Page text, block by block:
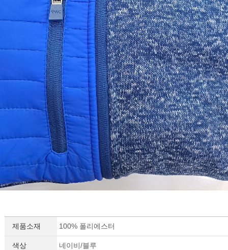
이코 라이프 하
제품소재 100% 폴리에스터
색상 네이비/블루